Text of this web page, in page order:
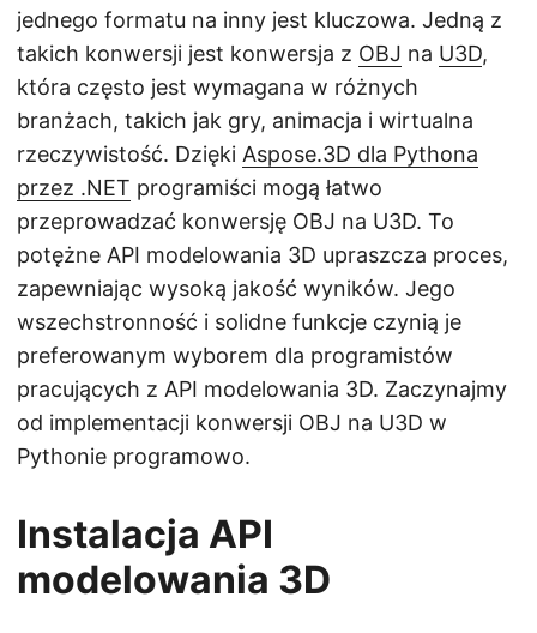
jednego formatu na inny jest kluczowa. Jedną z
takich konwersji jest konwersja z OBJ na U3D,
która często jest wymagana w różnych
branżach, takich jak gry, animacja i wirtualna
rzeczywistość. Dzięki Aspose.3D dla Pythona
przez .NET programiści mogą łatwo
przeprowadzać konwersję OBJ na U3D. To
potężne API modelowania 3D upraszcza proces,
zapewniając wysoką jakość wyników. Jego
wszechstronność i solidne funkcje czynią je
preferowanym wyborem dla programistów
pracujących z API modelowania 3D. Zaczynajmy
od implementacji konwersji OBJ na U3D w
Pythonie programowo.
Instalacja API
modelowania 3D